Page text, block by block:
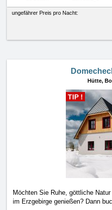
ungefährer Preis pro Nacht:
Hütte,
TIP !
Möchten Sie Ruhe, göttliche
im Erzgebirge genießen? Dann